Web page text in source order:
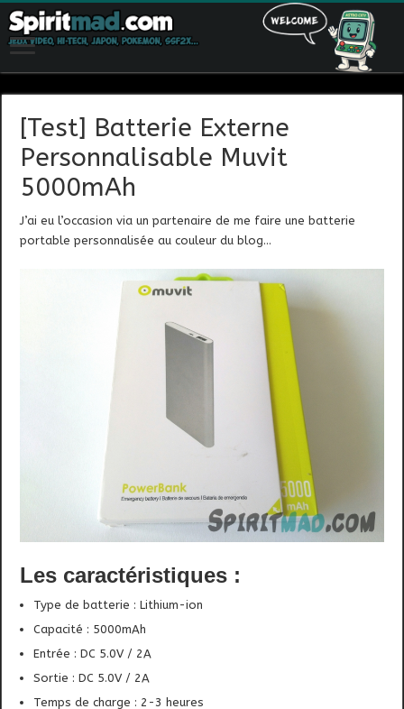
[Test] Batterie Externe
Personnalisable Muvit
5000mAh
J’ai eu l’occasion via un partenaire de me faire une batterie
portable personnalisée au couleur du blog…
Les caractéristiques :
Type de batterie : Lithium-ion
Capacité : 5000mAh
Entrée : DC 5.0V / 2A
Sortie : DC 5.0V / 2A
Temps de charge : 2-3 heures